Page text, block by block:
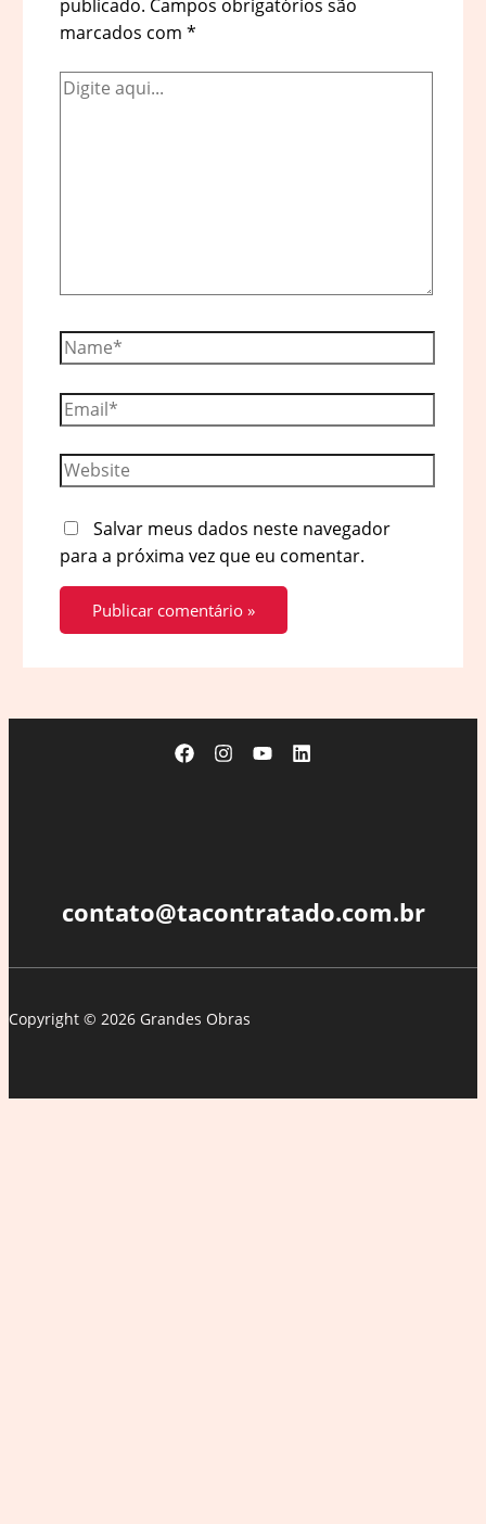
publicado. Campos obrigatórios são
marcados com *
Digite
Name*
Email*
Website
Salvar meus dados neste navegador
para a próxima vez que eu comentar.
contato@tacontratado.com.br
Copyright © 2026 Grandes Obras